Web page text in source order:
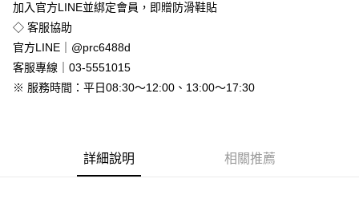
全家付款取貨
免運費
付款後全家取貨
免運費
付款後7-11取貨
加入官方LINE並綁定會員，即贈防滑鞋貼
◇ 客服協助
官方LINE｜@prc6488d
客服專線｜03-5551015
※ 服務時間：平日08:30～12:00、13:00～17:30
詳細說明 相關推薦